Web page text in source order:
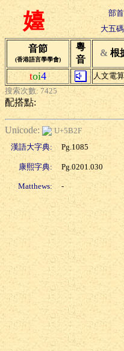
嬯 部
大五
音節
(香港語言學學會)
粵
音
& 根
toi4 人文電算
搜索次數: 7425
配搭點:
Unicode:
U+5B2F
漢語大字典:
Pg.1085
康熙字典: Pg.0201.030
Matthews: -